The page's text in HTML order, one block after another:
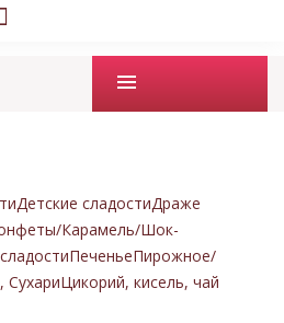
Промо товары
Детские сладостиДраже
Карамель/Шок-
ПеченьеПирожное/
СухариЦикорий, кисель, чай